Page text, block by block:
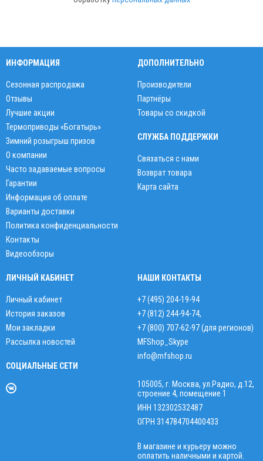
ИНФОРМАЦИЯ
Сезонная распродажа
Отзывы
Лучшие акции
Термоприводы «Богатырь»
Зимний розыгрыш призов
О компании
Часто задаваемые вопросы
Гарантии
Информация об оплате
Варианты доставки
Политика конфиденциальности
Контакты
Видеообзоры
ДОПОЛНИТЕЛЬНО
Производители
Партнёры
Товары со скидкой
СЛУЖБА ПОДДЕРЖКИ
Связаться с нами
Возврат товара
Карта сайта
ЛИЧНЫЙ КАБИНЕТ
Личный кабинет
История заказов
Мои закладки
Рассылка новостей
СОЦИАЛЬНЫЕ СЕТИ
НАШИ КОНТАКТЫ
+7 (495) 204-19-94
+7 (812) 244-94-74,
+7 (800) 707-62-97 (для регионов)
MFShop_Skype
info@mfshop.ru
105005, г. Москва, ул.Радио, д.12,
строение 4, помещение 1
ИНН 132302532487
ОГРН 314784704400433
В магазине и курьеру можно
оплатить наличными и картой.